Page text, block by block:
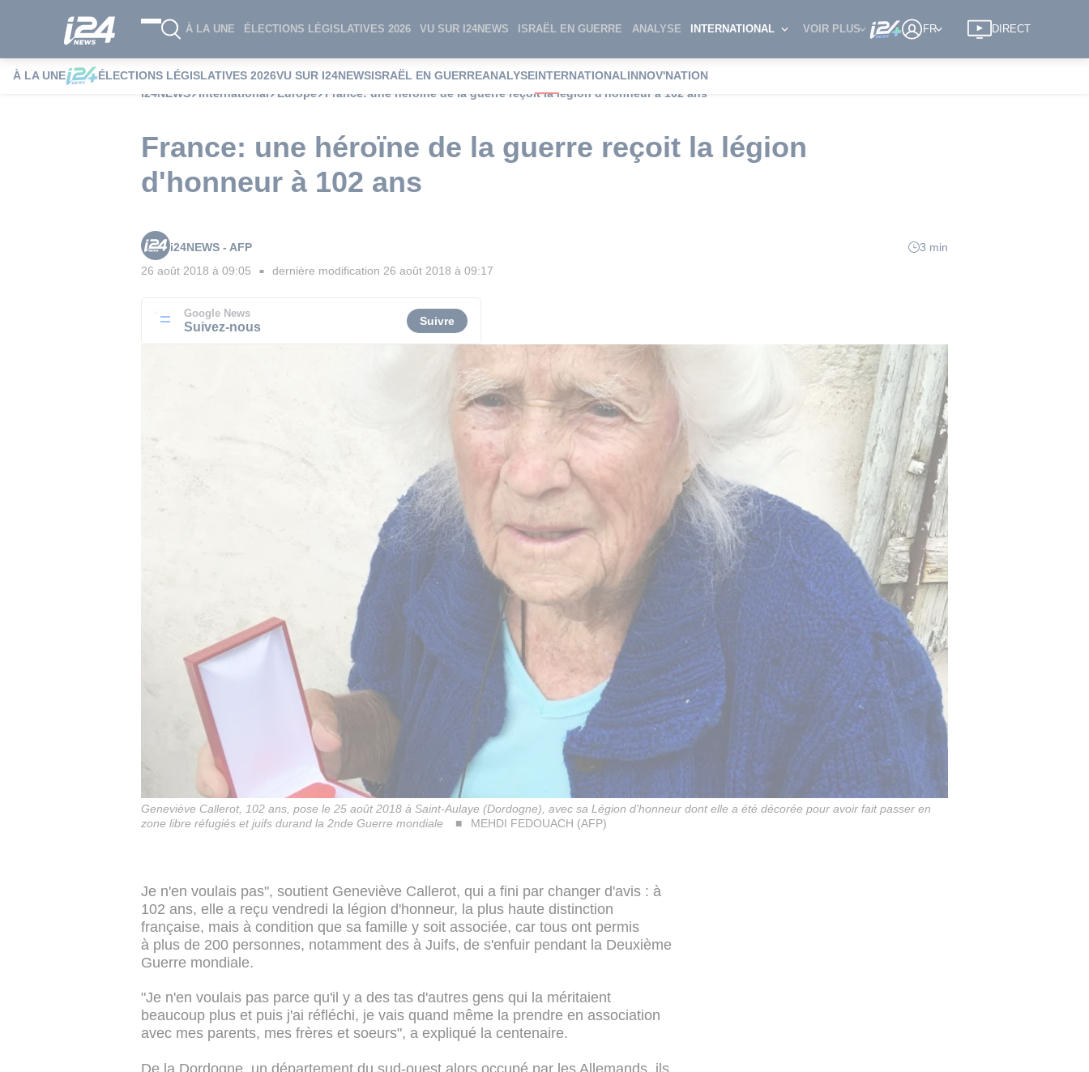
À LA UNE ÉLECTIONS LÉGISLATIVES 2026 VU SUR I24NEWS ISRAËL EN GUERRE ANALYSE INTERNATIONAL VOIR PLUS FR DIRECT
À LA UNE ÉLECTIONS LÉGISLATIVES 2026VU SUR I24NEWSISRAËL EN GUERREANALYSEINTERNATIONALINNOV'NATION
i24NEWS
International Europe France: une héroïne de la guerre reçoit la légion d'honneur à 102 ans
France: une héroïne de la guerre reçoit la légion
d'honneur à 102 ans
i24NEWS - AFP
3 min
26 août 2018 à 09:05 ■ dernière modification 26 août 2018 à 09:17
Google News
Suivez-nous Suivre
Geneviève Callerot, 102 ans, pose le 25 août 2018 à Saint-Aulaye (Dordogne), avec sa Légion d'honneur dont elle a été décorée pour avoir fait passer en
zone libre réfugiés et juifs durand la 2nde Guerre mondiale
MEHDI FEDOUACH (AFP)
Je n'en voulais pas", soutient Geneviève Callerot, qui a fini par changer d'avis : à
102 ans, elle a reçu vendredi la légion d'honneur, la plus haute distinction
française, mais à condition que sa famille y soit associée, car tous ont permis
à plus de 200 personnes, notamment des à Juifs, de s'enfuir pendant la Deuxième
Guerre mondiale.
"Je n'en voulais pas parce qu'il y a des tas d'autres gens qui la méritaient
beaucoup plus et puis j'ai réfléchi, je vais quand même la prendre en association
avec mes parents, mes frères et soeurs", a expliqué la centenaire.
De la Dordogne, un département du sud-ouest alors occupé par les Allemands, ils